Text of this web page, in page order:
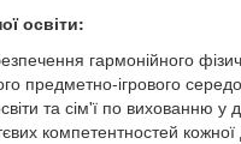
освіти:
гармонійного
предметно-ігрового
та сім'ї по вихованню
компетентностей